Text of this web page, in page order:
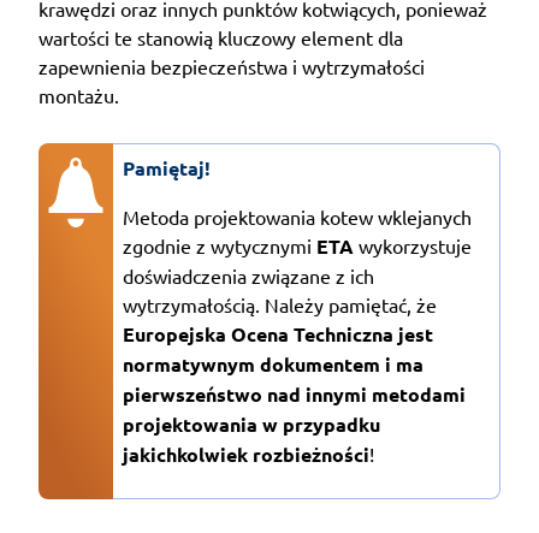
krawędzi oraz innych punktów kotwiących, ponieważ
wartości te stanowią kluczowy element dla
zapewnienia bezpieczeństwa i wytrzymałości
montażu.
Pamiętaj!
Metoda projektowania kotew wklejanych
zgodnie z wytycznymi ETA wykorzystuje
doświadczenia związane z ich
wytrzymałością. Należy pamiętać, że
Europejska Ocena Techniczna jest
normatywnym dokumentem i ma
pierwszeństwo nad innymi metodami
projektowania w przypadku
jakichkolwiek rozbieżności!